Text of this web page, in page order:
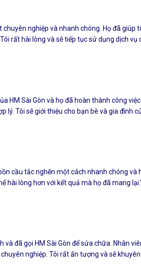
chuyên nghiệp và nhanh chóng. Họ đã giúp
rất hài lòng và sẽ tiếp tục sử dụng dịch vụ
HM Sài Gòn và họ đã hoàn thành công
lý. Tôi sẽ giới thiệu cho bạn bè và gia đình
cầu tắc nghẽn một cách nhanh chóng và
hài lòng hơn với kết quả mà họ đã mang
và đã gọi HM Sài Gòn để sửa chữa. Nhân
nghiệp. Tôi rất ấn tượng và sẽ